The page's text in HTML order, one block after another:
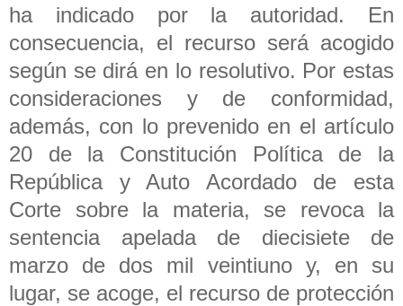
ha indicado por la autoridad. En
consecuencia, el recurso será acogido
según se dirá en lo resolutivo. Por estas
consideraciones y de conformidad,
además, con lo prevenido en el artículo
20 de la Constitución Política de la
República y Auto Acordado de esta
Corte sobre la materia, se revoca la
sentencia apelada de diecisiete de
marzo de dos mil veintiuno y, en su
lugar, se acoge, el recurso de protección